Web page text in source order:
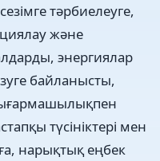
тәрбиелеуге,
және
энергиялар
байланысты,
түсініктері мен
нарықтық еңбек